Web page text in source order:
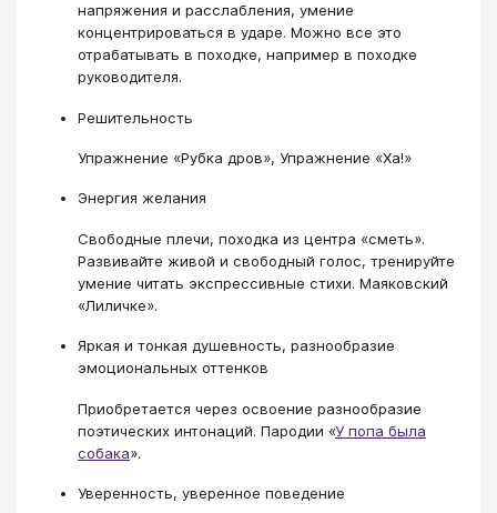
напряжения и расслабления, умение
концентрироваться в ударе. Можно все это
отрабатывать в походке, например в походке
руководителя.
Решительность
Упражнение «Рубка дров», Упражнение «Ха!»
Энергия желания
Свободные плечи, походка из центра «сметь».
Развивайте живой и свободный голос, тренируйте
умение читать экспрессивные стихи. Маяковский
«Лиличке».
Яркая и тонкая душевность, разнообразие
эмоциональных оттенков
Приобретается через освоение разнообразие
поэтических интонаций. Пародии «У попа была
собака».
Уверенность, уверенное поведение